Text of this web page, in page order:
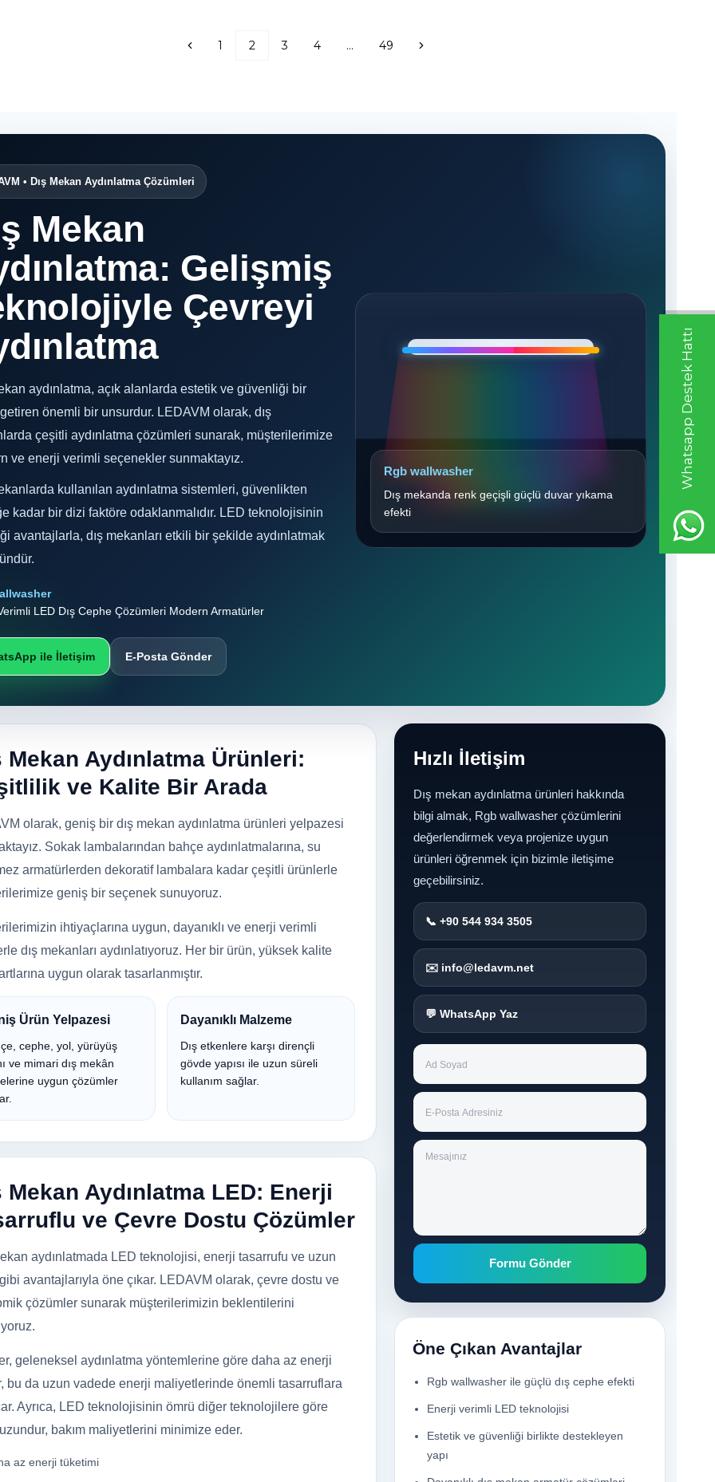
Whatsapp Destek Hattı
1 2 3 4 ... 49
• Dış Mekan Aydınlatma Çözümleri
Mekan
Gelişmiş
Çevreyi
aydınlatma, açık alanlarda estetik ve güvenliği bir
önemli bir unsurdur. LEDAVM olarak, dış
çeşitli aydınlatma çözümleri sunarak, müşterilerimize
ve enerji verimli seçenekler sunmaktayız.
kullanılan aydınlatma sistemleri, güvenlikten
kadar bir dizi faktöre odaklanmalıdır. LED teknolojisinin
avantajlarla, dış mekanları etkili bir şekilde aydınlatmak
LED Dış Cephe Çözümleri Modern Armatürler
ile İletişim E-Posta Gönder
Rgb wallwasher
Dış mekanda renk geçişli güçlü duvar yıkama
efekti
Mekan Aydınlatma Ürünleri:
ve Kalite Bir Arada
olarak, geniş bir dış mekan aydınlatma ürünleri yelpazesi
Sokak lambalarından bahçe aydınlatmalarına, su
armatürlerden dekoratif lambalara kadar çeşitli ürünlerle
geniş bir seçenek sunuyoruz.
ihtiyaçlarına uygun, dayanıklı ve enerji verimli
dış mekanları aydınlatıyoruz. Her bir ürün, yüksek kalite
uygun olarak tasarlanmıştır.
Ürün Yelpazesi
cephe, yol, yürüyüş
ve mimari dış mekân
uygun çözümler
Dayanıklı Malzeme
Dış etkenlere karşı dirençli
gövde yapısı ile uzun süreli
kullanım sağlar.
Mekan Aydınlatma LED: Enerji
ve Çevre Dostu Çözümler
aydınlatmada LED teknolojisi, enerji tasarrufu ve uzun
avantajlarıyla öne çıkar. LEDAVM olarak, çevre dostu ve
çözümler sunarak müşterilerimizin beklentilerini
geleneksel aydınlatma yöntemlerine göre daha az enerji
bu da uzun vadede enerji maliyetlerinde önemli tasarruflara
Ayrıca, LED teknolojisinin ömrü diğer teknolojilere göre
bakım maliyetlerini minimize eder.
az enerji tüketimi
Hızlı İletişim
Dış mekan aydınlatma ürünleri hakkında
bilgi almak, Rgb wallwasher çözümlerini
değerlendirmek veya projenize uygun
ürünleri öğrenmek için bizimle iletişime
geçebilirsiniz.
📞 +90 544 934 3505
✉️ info@ledavm.net
💬 WhatsApp Yaz
Formu Gönder
Öne Çıkan Avantajlar
Rgb wallwasher ile güçlü dış cephe efekti
Enerji verimli LED teknolojisi
Estetik ve güvenliği birlikte destekleyen
yapı